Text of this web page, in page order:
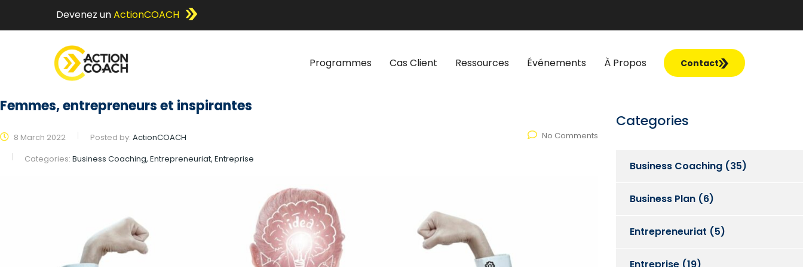
Devenez unActionCOACH
Programmes Cas Client Ressources Événements À Propos Contact
Femmes, entrepreneurs et inspirantes
8 March 2022 Posted by: ActionCOACH
Categories: Business Coaching, Entrepreneuriat, Entreprise
No Comments
Categories
Business Coaching(35)
Business Plan(6)
Entrepreneuriat (5)
Entreprise(19)